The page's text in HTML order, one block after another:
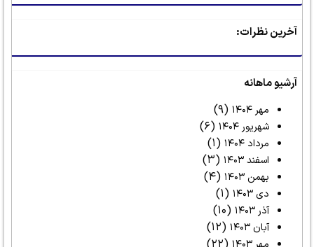
آخرین نظرات:
آرشیو ماهانه
مهر ۱۴۰۴ (۹)
شهریور ۱۴۰۴ (۶)
مرداد ۱۴۰۴ (۱)
اسفند ۱۴۰۳ (۳)
بهمن ۱۴۰۳ (۴)
دی ۱۴۰۳ (۱)
آذر ۱۴۰۳ (۱۰)
آبان ۱۴۰۳ (۱۲)